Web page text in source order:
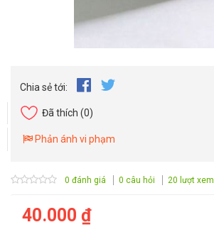
Chia sẻ tới:
Đã thích (0)
Phản ánh vi phạm
0 đánh giá 0 câu hỏi 20 lượt xem
40.000 ₫